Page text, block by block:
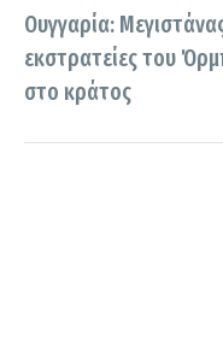
Ουγγαρία:
εκστρατείες του
στο κράτος